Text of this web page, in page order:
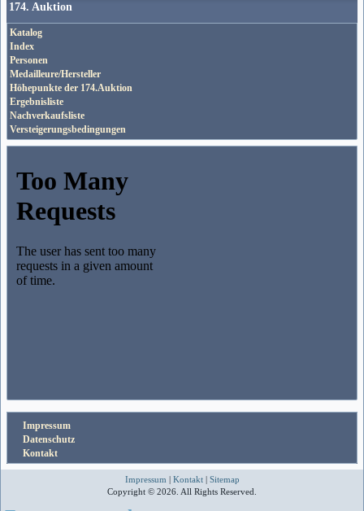
174. Auktion
Katalog
Index
Personen
Medailleure/Hersteller
Höhepunkte der 174.Auktion
Ergebnisliste
Nachverkaufsliste
Versteigerungsbedingungen
Impressum
Datenschutz
Kontakt
Impressum | Kontakt| Sitemap
Copyright © 2026. All Rights Reserved.